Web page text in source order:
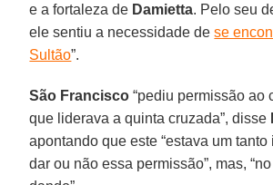
e a fortaleza de Damietta. Pelo seu
ele sentiu a necessidade dese
Sultão”.
São Francisco “pediu permissão ao
que liderava a quinta cruzada”, disse
apontando que este “estava um
dar ou não essa permissão”, mas,